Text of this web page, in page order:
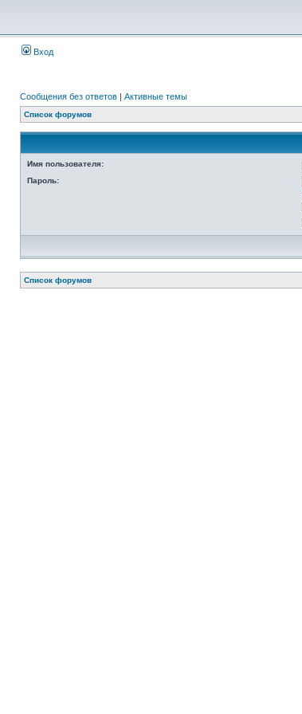
Вход
Сообщения без ответов | Активные темы
Список форумов
Имя пользователя:
Пароль:
Список форумов